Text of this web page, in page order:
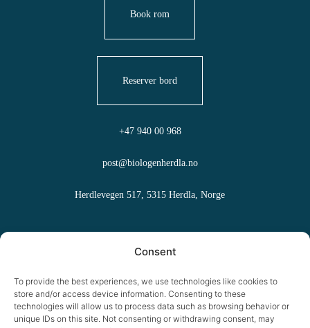
Consent
To provide the best experiences, we use technologies like cookies to
store and/or access device information. Consenting to these
technologies will allow us to process data such as browsing behavior or
unique IDs on this site. Not consenting or withdrawing consent, may
Book rom
Reserver bord
+47 940 00 968
post@biologenherdla.no
Herdlevegen 517, 5315 Herdla, Norge
Informasjonskapsler